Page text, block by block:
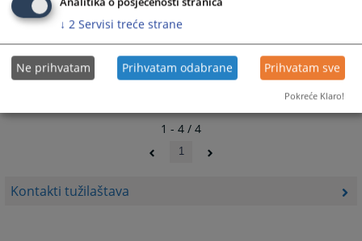
Kontakti tužilaštava
keyboard
for
changing
keyboard
for
changing
1 - 4 / 4
1
↓ 2 Servisi treće strane
Ne prihvatam Prihvatam odabrane Prihvatam sve
Pokreće Klaro!